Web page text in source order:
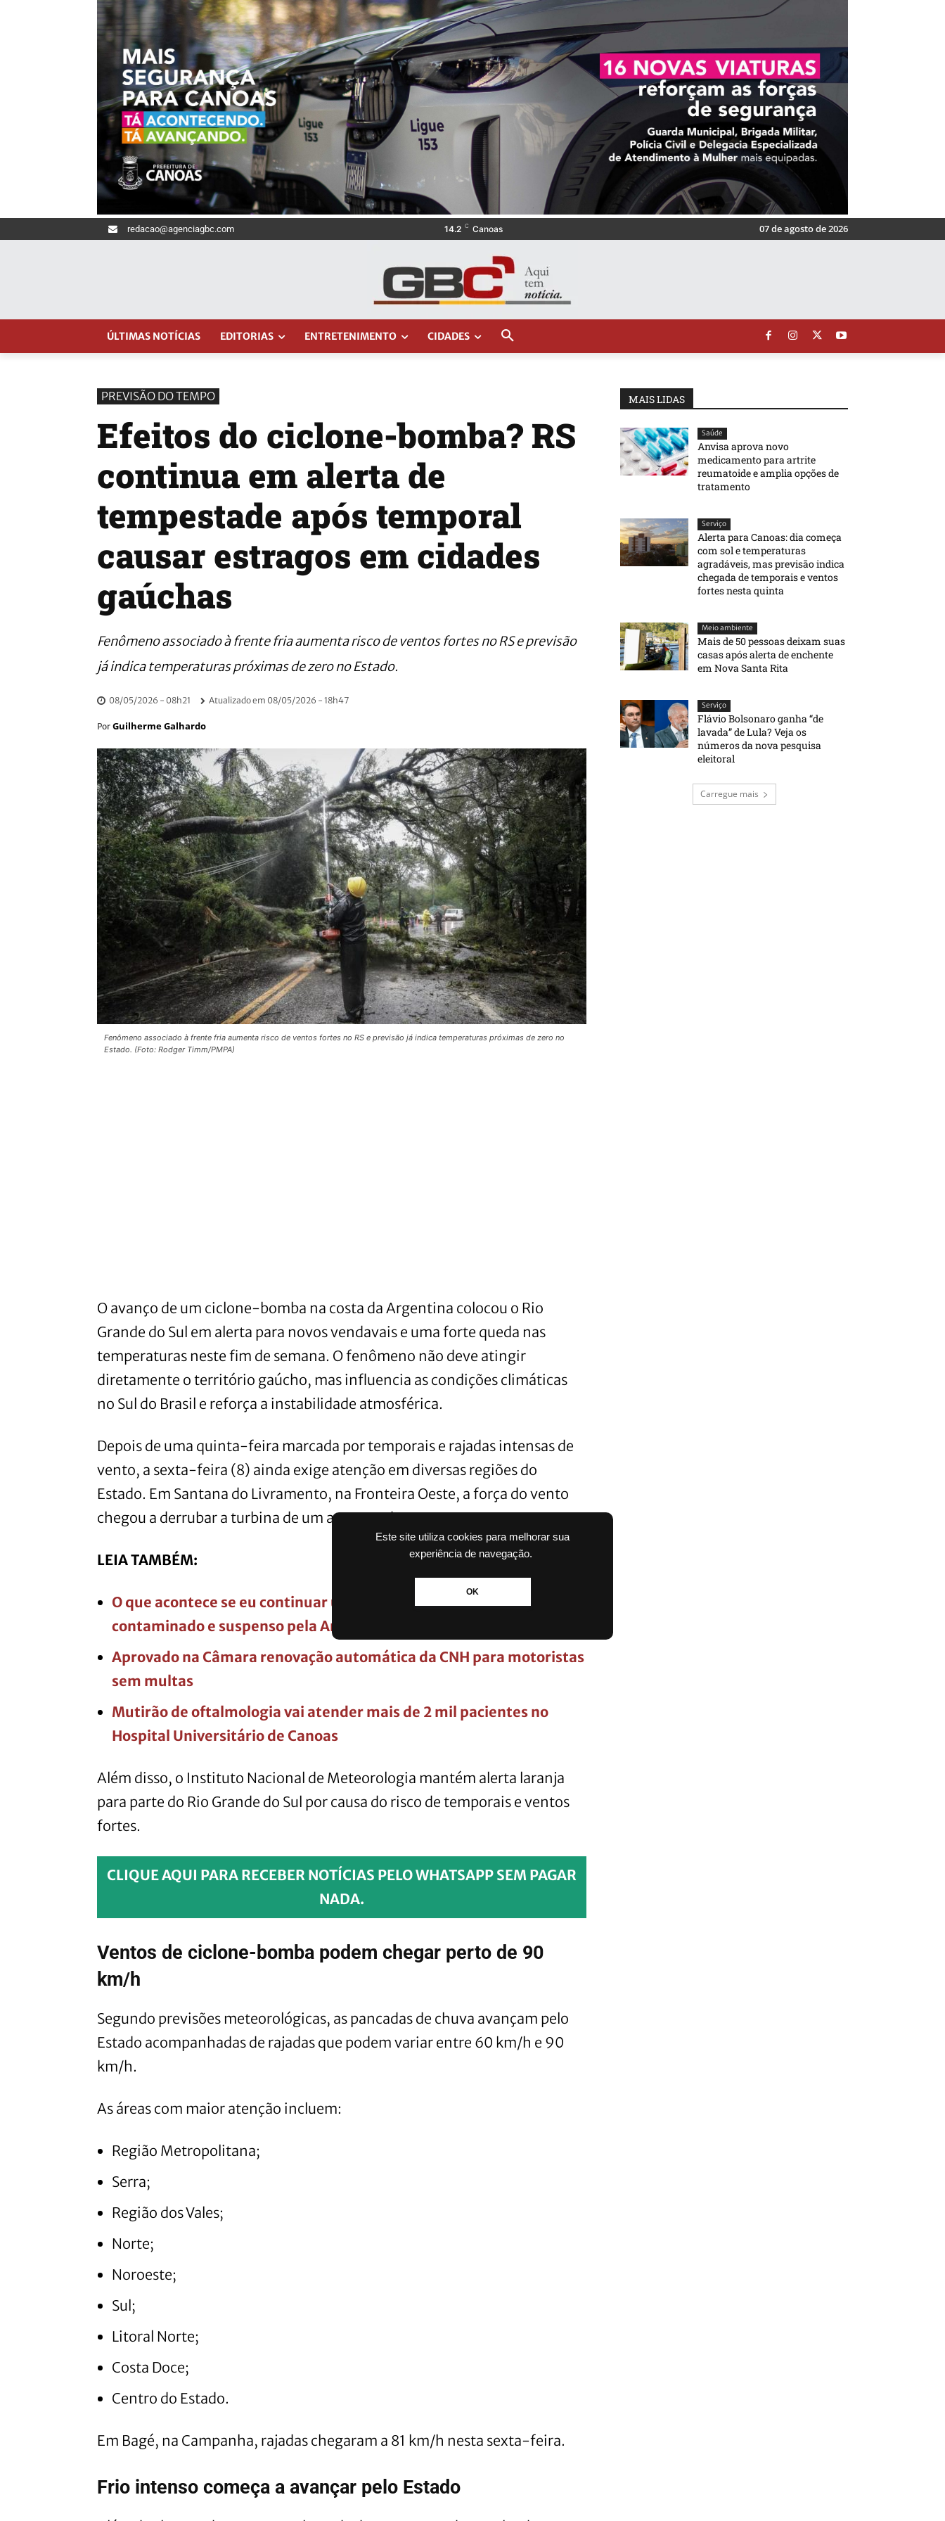
Este site utiliza cookies para melhorar sua
experiência de navegação.
OK
redacao@agenciagbc.com 14.2 C Canoas 07 de agosto de 2026
ÚLTIMAS NOTÍCIAS EDITORIAS ENTRETENIMENTO CIDADES
PREVISÃO DO TEMPO
Efeitos do ciclone-bomba? RS
continua em alerta de
tempestade após temporal
causar estragos em cidades
gaúchas
Fenômeno associado à frente fria aumenta risco de ventos fortes no RS e previsão
já indica temperaturas próximas de zero no Estado.
08/05/2026 - 08h21 Atualizado em 08/05/2026 - 18h47
Por Guilherme Galhardo
Fenômeno associado à frente fria aumenta risco de ventos fortes no RS e previsão já indica temperaturas próximas de zero no
Estado. (Foto: Rodger Timm/PMPA)
O avanço de um ciclone-bomba na costa da Argentina colocou o Rio
Grande do Sul em alerta para novos vendavais e uma forte queda nas
temperaturas neste fim de semana. O fenômeno não deve atingir
diretamente o território gaúcho, mas influencia as condições climáticas
no Sul do Brasil e reforça a instabilidade atmosférica.
Depois de uma quinta-feira marcada por temporais e rajadas intensas de
vento, a sexta-feira (8) ainda exige atenção em diversas regiões do
Estado. Em Santana do Livramento, na Fronteira Oeste, a força do vento
chegou a derrubar a turbina de um aerogerador.
LEIA TAMBÉM:
O que acontece se eu continuar usando o detergente Ypê
contaminado e suspenso pela Anvisa?
Aprovado na Câmara renovação automática da CNH para motoristas
sem multas
Mutirão de oftalmologia vai atender mais de 2 mil pacientes no
Hospital Universitário de Canoas
Além disso, o Instituto Nacional de Meteorologia mantém alerta laranja
para parte do Rio Grande do Sul por causa do risco de temporais e ventos
fortes.
CLIQUE AQUI PARA RECEBER NOTÍCIAS PELO WHATSAPP SEM PAGAR
NADA.
Ventos de ciclone-bomba podem chegar perto de 90
km/h
Segundo previsões meteorológicas, as pancadas de chuva avançam pelo
Estado acompanhadas de rajadas que podem variar entre 60 km/h e 90
km/h.
As áreas com maior atenção incluem:
Região Metropolitana;
Serra;
Região dos Vales;
Norte;
Noroeste;
Sul;
Litoral Norte;
Costa Doce;
Centro do Estado.
Em Bagé, na Campanha, rajadas chegaram a 81 km/h nesta sexta-feira.
Frio intenso começa a avançar pelo Estado
MAIS LIDAS
Saúde
Anvisa aprova novo
medicamento para artrite
reumatoide e amplia opções de
tratamento
Serviço
Alerta para Canoas: dia começa
com sol e temperaturas
agradáveis, mas previsão indica
chegada de temporais e ventos
fortes nesta quinta
Meio ambiente
Mais de 50 pessoas deixam suas
casas após alerta de enchente
em Nova Santa Rita
Serviço
Flávio Bolsonaro ganha “de
lavada” de Lula? Veja os
números da nova pesquisa
eleitoral
Carregue mais